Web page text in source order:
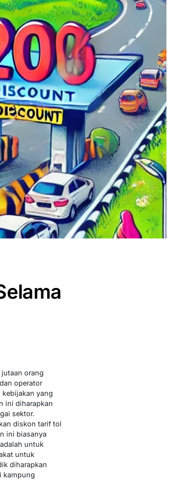
orang
operator
yang
ini diharapkan
sektor.
diskon tarif tol
ini biasanya
untuk
untuk
diharapkan
kampung